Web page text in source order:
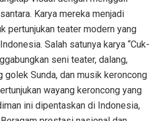
Karya mereka menjadi
pertunjukan teater modern yang
Salah satunya karya “Cuk-
seni teater, dalang,
golek Sunda, dan musik keroncong
wayang keroncong yang
ini dipentaskan di Indonesia,